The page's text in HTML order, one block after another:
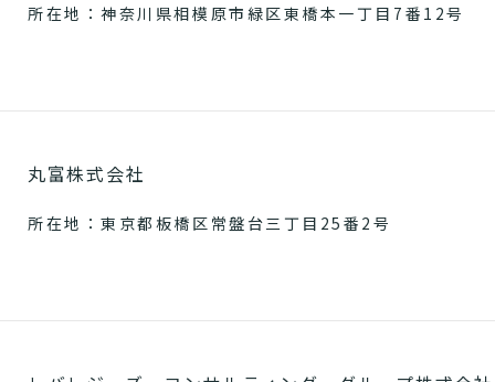
所在地：神奈川県相模原市緑区東橋本一丁目7番12号
丸富株式会社
所在地：東京都板橋区常盤台三丁目25番2号